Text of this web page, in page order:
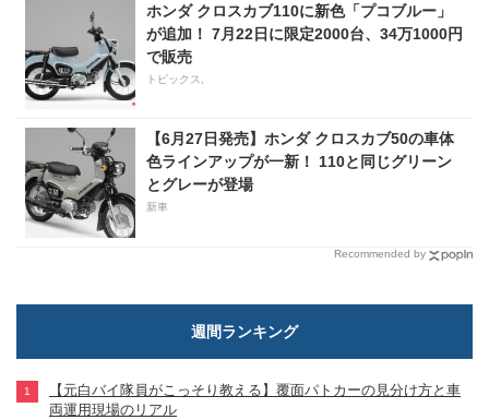
ホンダ クロスカブ110に新色「プコブルー」
が追加！ 7月22日に限定2000台、34万1000円
で販売
トピックス,
【6月27日発売】ホンダ クロスカブ50の車体
色ラインアップが一新！ 110と同じグリーン
とグレーが登場
新車
Recommended by
週間ランキング
【元白バイ隊員がこっそり教える】覆面パトカーの見分け方と車
両運用現場のリアル